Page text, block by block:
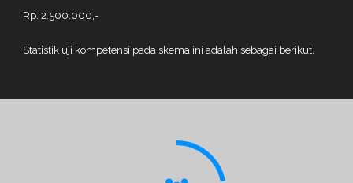
Rp. 2.500.000,-
Statistik uji kompetensi pada skema ini adalah sebagai berikut.